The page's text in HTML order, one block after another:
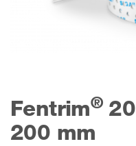
Fentrim®20
200 mm